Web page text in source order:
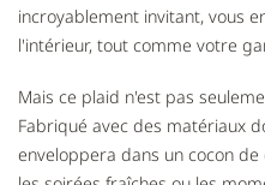
incroyablement invitant, vous
l'intérieur, tout comme votre
Mais ce plaid n'est pas
Fabriqué avec des matériaux
enveloppera dans un cocon